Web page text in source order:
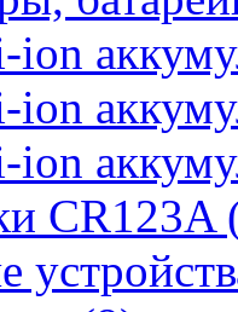
ion
ion
ion
CR123A